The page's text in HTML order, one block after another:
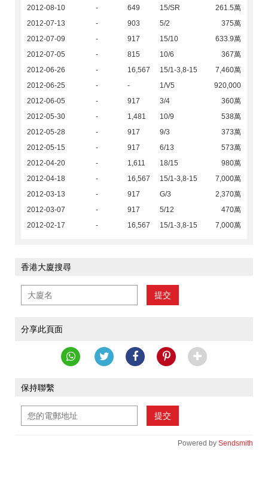
2012-08-10
- 649 15/SR
261.5萬
2012-07-13
- 903 5/2
375萬
2012-07-09
- 917 15/10
633.9萬
2012-07-05
- 815 10/6
367萬
2012-06-26
- 16,567 15/1-3,8-15
7,460萬
2012-06-25
- - 1/V5
920,000
2012-06-05
- 917 3/4
360萬
2012-05-30
- 1,481 10/9
538萬
2012-05-28
- 917 9/3
373萬
2012-05-15
- 917 6/13
573萬
2012-04-20
- 1,611 18/15
980萬
2012-04-18
- 16,567 15/1-3,8-15
7,000萬
2012-03-13
- 917 G/3
2,370萬
2012-03-07
- 917 5/12
470萬
2012-02-17
- 16,567 15/1-3,8-15 7,000萬
香港大廈搜尋
提交
分享此頁面
保持聯繫
提交
Powered by Sendsmith